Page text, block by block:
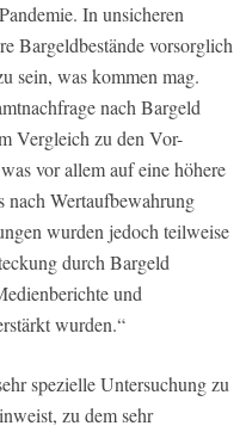
In unsicheren
Bargeldbestände vorsorglich
sein, was kommen mag.
nach Bargeld
Vergleich zu den Vor-
vor allem auf eine höhere
nach Wertaufbewahrung
wurden jedoch teilweise
durch Bargeld
und
wurden.“
spezielle Untersuchung zu
zu dem sehr